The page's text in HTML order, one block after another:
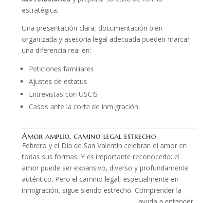
estratégica.
Una presentación clara, documentación bien
organizada y asesoría legal adecuada pueden marcar
una diferencia real en:
Peticiones familiares
Ajustes de estatus
Entrevistas con USCIS
Casos ante la corte de inmigración
Amor amplio, camino legal estrecho
Febrero y el Día de San Valentín celebran el amor en
todas sus formas. Y es importante reconocerlo: el
amor puede ser expansivo, diverso y profundamente
auténtico. Pero el camino legal, especialmente en
inmigración, sigue siendo estrecho. Comprender la